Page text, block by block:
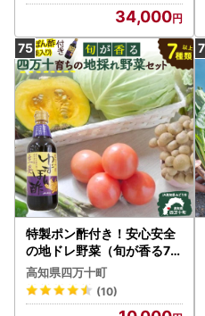
34,000
特製ポン酢付き！安心安全
の地ドレ野菜（旬が香る7種
セット） 野菜便 野菜 国産
野菜 詰め合わせ 水耕セリ
アスパラ ミョウガ ニラ 冷
高知県四万十町
(10)